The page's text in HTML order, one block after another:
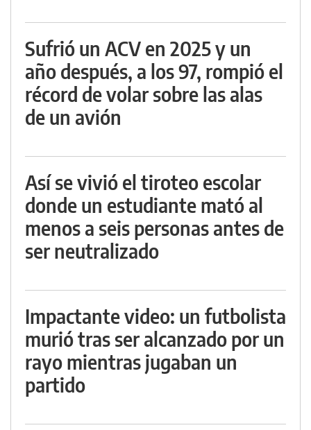
Sufrió un ACV en 2025 y un
año después, a los 97, rompió el
récord de volar sobre las alas
de un avión
Así se vivió el tiroteo escolar
donde un estudiante mató al
menos a seis personas antes de
ser neutralizado
Impactante video: un futbolista
murió tras ser alcanzado por un
rayo mientras jugaban un
partido